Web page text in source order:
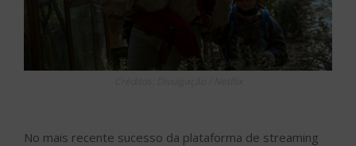
No mais recente sucesso da plataforma de streaming